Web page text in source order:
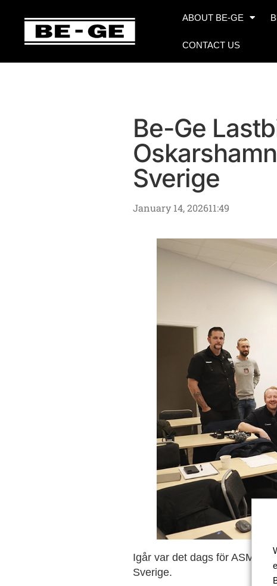
ABOUT BE-GE
CONTACT US
Be-Ge
Sverige
January 14, 202611:49
Igår var det dags för ASM-
Sverige.